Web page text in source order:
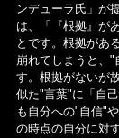
ンデューラ氏」が
は、「『根拠』が
とです。根拠があ
崩れてしまうと、"
す。根拠がないが
似た"言葉"に「自
も自分への"自信"
の時点の自分に対